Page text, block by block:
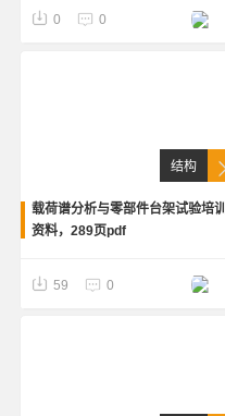
内容涵盖了从基础入门到高级应用
的各个方面
0 0
结构
载荷谱分析与零部件台架试验培训
资料，289页pdf
59 0